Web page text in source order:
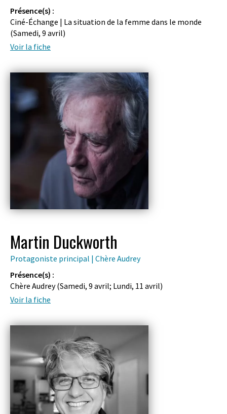
Présence(s) :
Ciné-Échange | La situation de la femme dans le monde
(Samedi, 9 avril)
Voir la fiche
Martin Duckworth
Protagoniste principal | Chère Audrey
Présence(s) :
Chère Audrey (Samedi, 9 avril; Lundi, 11 avril)
Voir la fiche